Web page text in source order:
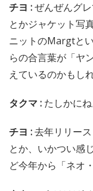
チヨ :ぜんぜんグ
とかジャケット写
ニットのMargtと
らの合言葉が「ヤ
えているのかもし
タクマ : たしかに
チヨ :去年リリー
とか、いかつい感
ど今年から「ネオ